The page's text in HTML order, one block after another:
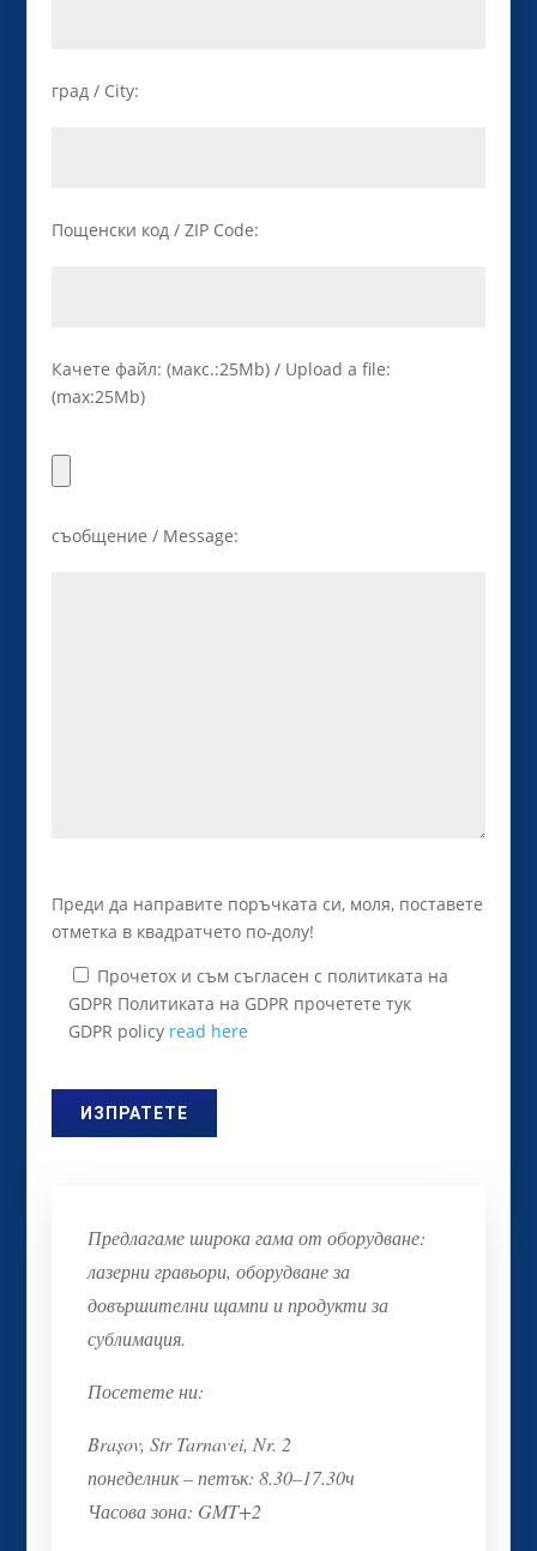
град / City:
Пощенски код / ZIP Code:
Качете файл: (макс.:25Mb) / Upload a file:
(max:25Mb)
съобщение / Message:
Преди да направите поръчката си, моля, поставете
отметка в квадратчето по-долу!
Прочетох и съм съгласен с политиката на
GDPR Политиката на GDPR прочетете тук
GDPR policy read here
Предлагаме широка гама от оборудване:
лазерни гравьори, оборудване за
довършителни щампи и продукти за
сублимация.
Посетете ни:
Brașov, Str Tarnavei, Nr. 2
понеделник – петък: 8.30–17.30ч
Часова зона: GMT+2